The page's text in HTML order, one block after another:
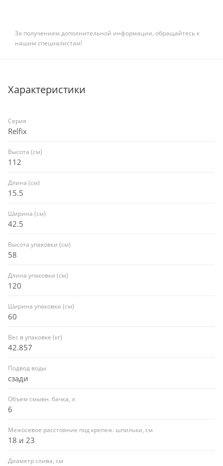
За получением дополнительной информации, обращайтесь к
нашим специалистам!
Характеристики
Серия
Relfix
Высота (см)
112
Длина (см)
15.5
Ширина (см)
42.5
Высота упаковки (см)
58
Длина упаковки (см)
120
Ширина упаковки (см)
60
Вес в упаковке (кг)
42.857
Подвод воды
сзади
Объем смывн. бачка, л
6
Межосевое расстояние под крепеж. шпильки, см
18 и 23
Диаметр слива, см